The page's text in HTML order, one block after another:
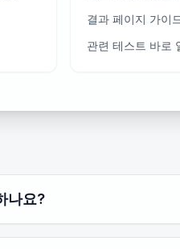
결과 페이지 가이
관련 테스트 바로
나요?